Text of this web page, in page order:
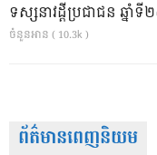
ទស្សនាវដ្ដីប្រជាជន ឆ្ន
ចំនួនអាន ( 10.3k )
ព័ត៌មានពេញនិយម